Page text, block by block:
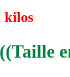
kilos